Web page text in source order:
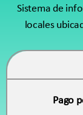
Sistema de
locales
Pago